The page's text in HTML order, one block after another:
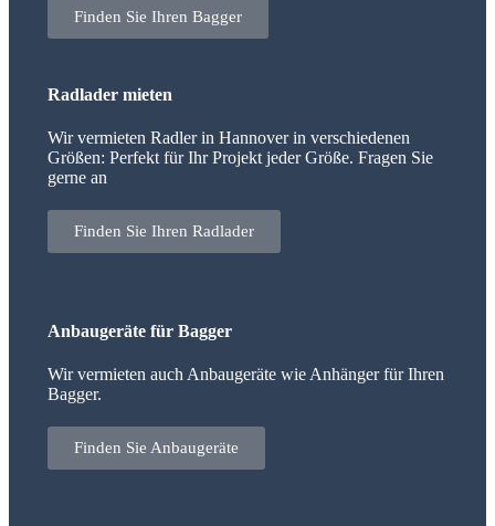
Finden Sie Ihren Bagger
Radlader mieten
Wir vermieten Radler in Hannover in verschiedenen
Größen: Perfekt für Ihr Projekt jeder Größe. Fragen Sie
gerne an
Finden Sie Ihren Radlader
Anbaugeräte für Bagger
Wir vermieten auch Anbaugeräte wie Anhänger für Ihren
Bagger.
Finden Sie Anbaugeräte